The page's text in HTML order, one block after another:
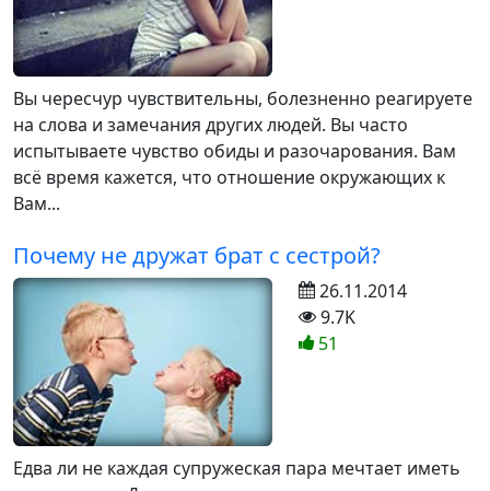
Вы чересчур чувствительны, болезненно реагируете
на слова и замечания других людей. Вы часто
испытываете чувство обиды и разочарования. Вам
всё время кажется, что отношение окружающих к
Вам...
Почему не дружат брат с сестрой?
Едва ли не каждая супружеская пара мечтает иметь
26.11.2014
9.7K
51